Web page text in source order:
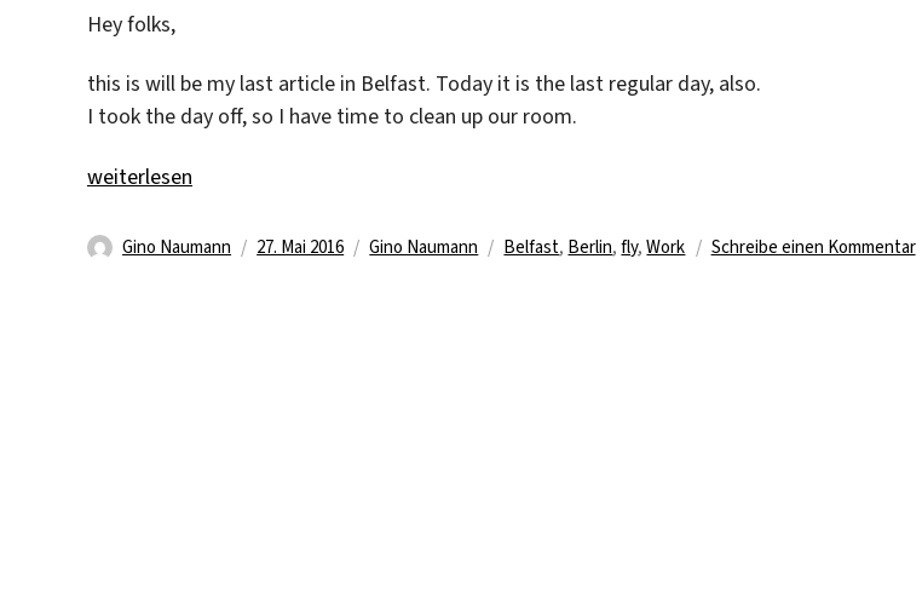
Hey folks,
this is will be my last article in Belfast. Today it is the last regular day, also.
I took the day off, so I have time to clean up our room.
„Last regular day in Belfast“
weiterlesen
Autor
Gino Naumann
Veröffentlicht
27. Mai 2016 Kategorien
Gino Naumann Schlagwörter
Belfast, Berlin,fly,Work Schreibe einen Kommentarzu